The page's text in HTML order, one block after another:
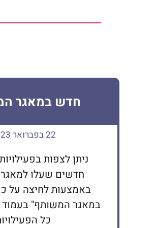
חדש במאגר
22 בפברואר 2023
ניתן לצפות
חדשים שעלו
באמצעות לחיצה על
במאגר המשותף"
כל